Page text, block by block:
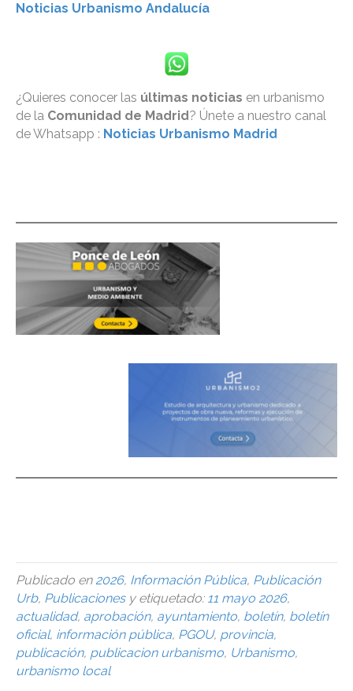
Noticias Urbanismo Andalucía
¿Quieres conocer las últimas noticias en urbanismo
de la Comunidad de Madrid? Únete a nuestro canal
de Whatsapp : Noticias Urbanismo Madrid
Publicado en2026, Información Pública, Publicación
Urb, Publicacionesy etiquetado: 11 mayo 2026,
actualidad, aprobación, ayuntamiento, boletín, boletín
oficial, información pública, PGOU, provincia,
publicación, publicacion urbanismo, Urbanismo,
urbanismo local